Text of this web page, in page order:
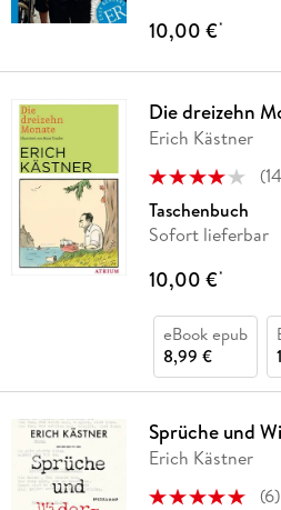
10,00 €*
Die dreizehn
Erich Kästner
(14
Taschenbuch
Sofort lieferbar
10,00 €*
eBook epub
8,99 €
Sprüche und
Erich Kästner
(6)